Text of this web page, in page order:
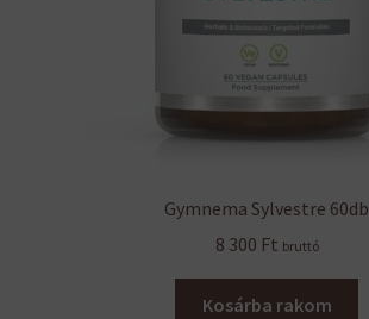
Gymnema Sylvestre 60db
8 300 Ft bruttó
Kosárba rakom